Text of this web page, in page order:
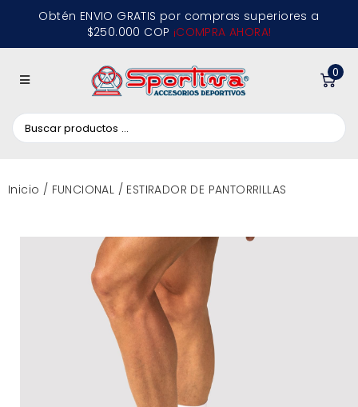
Obtén ENVIO GRATIS por compras superiores a
$250.000 COP ¡COMPRA AHORA!
0
Inicio / FUNCIONAL / ESTIRADOR DE PANTORRILLAS